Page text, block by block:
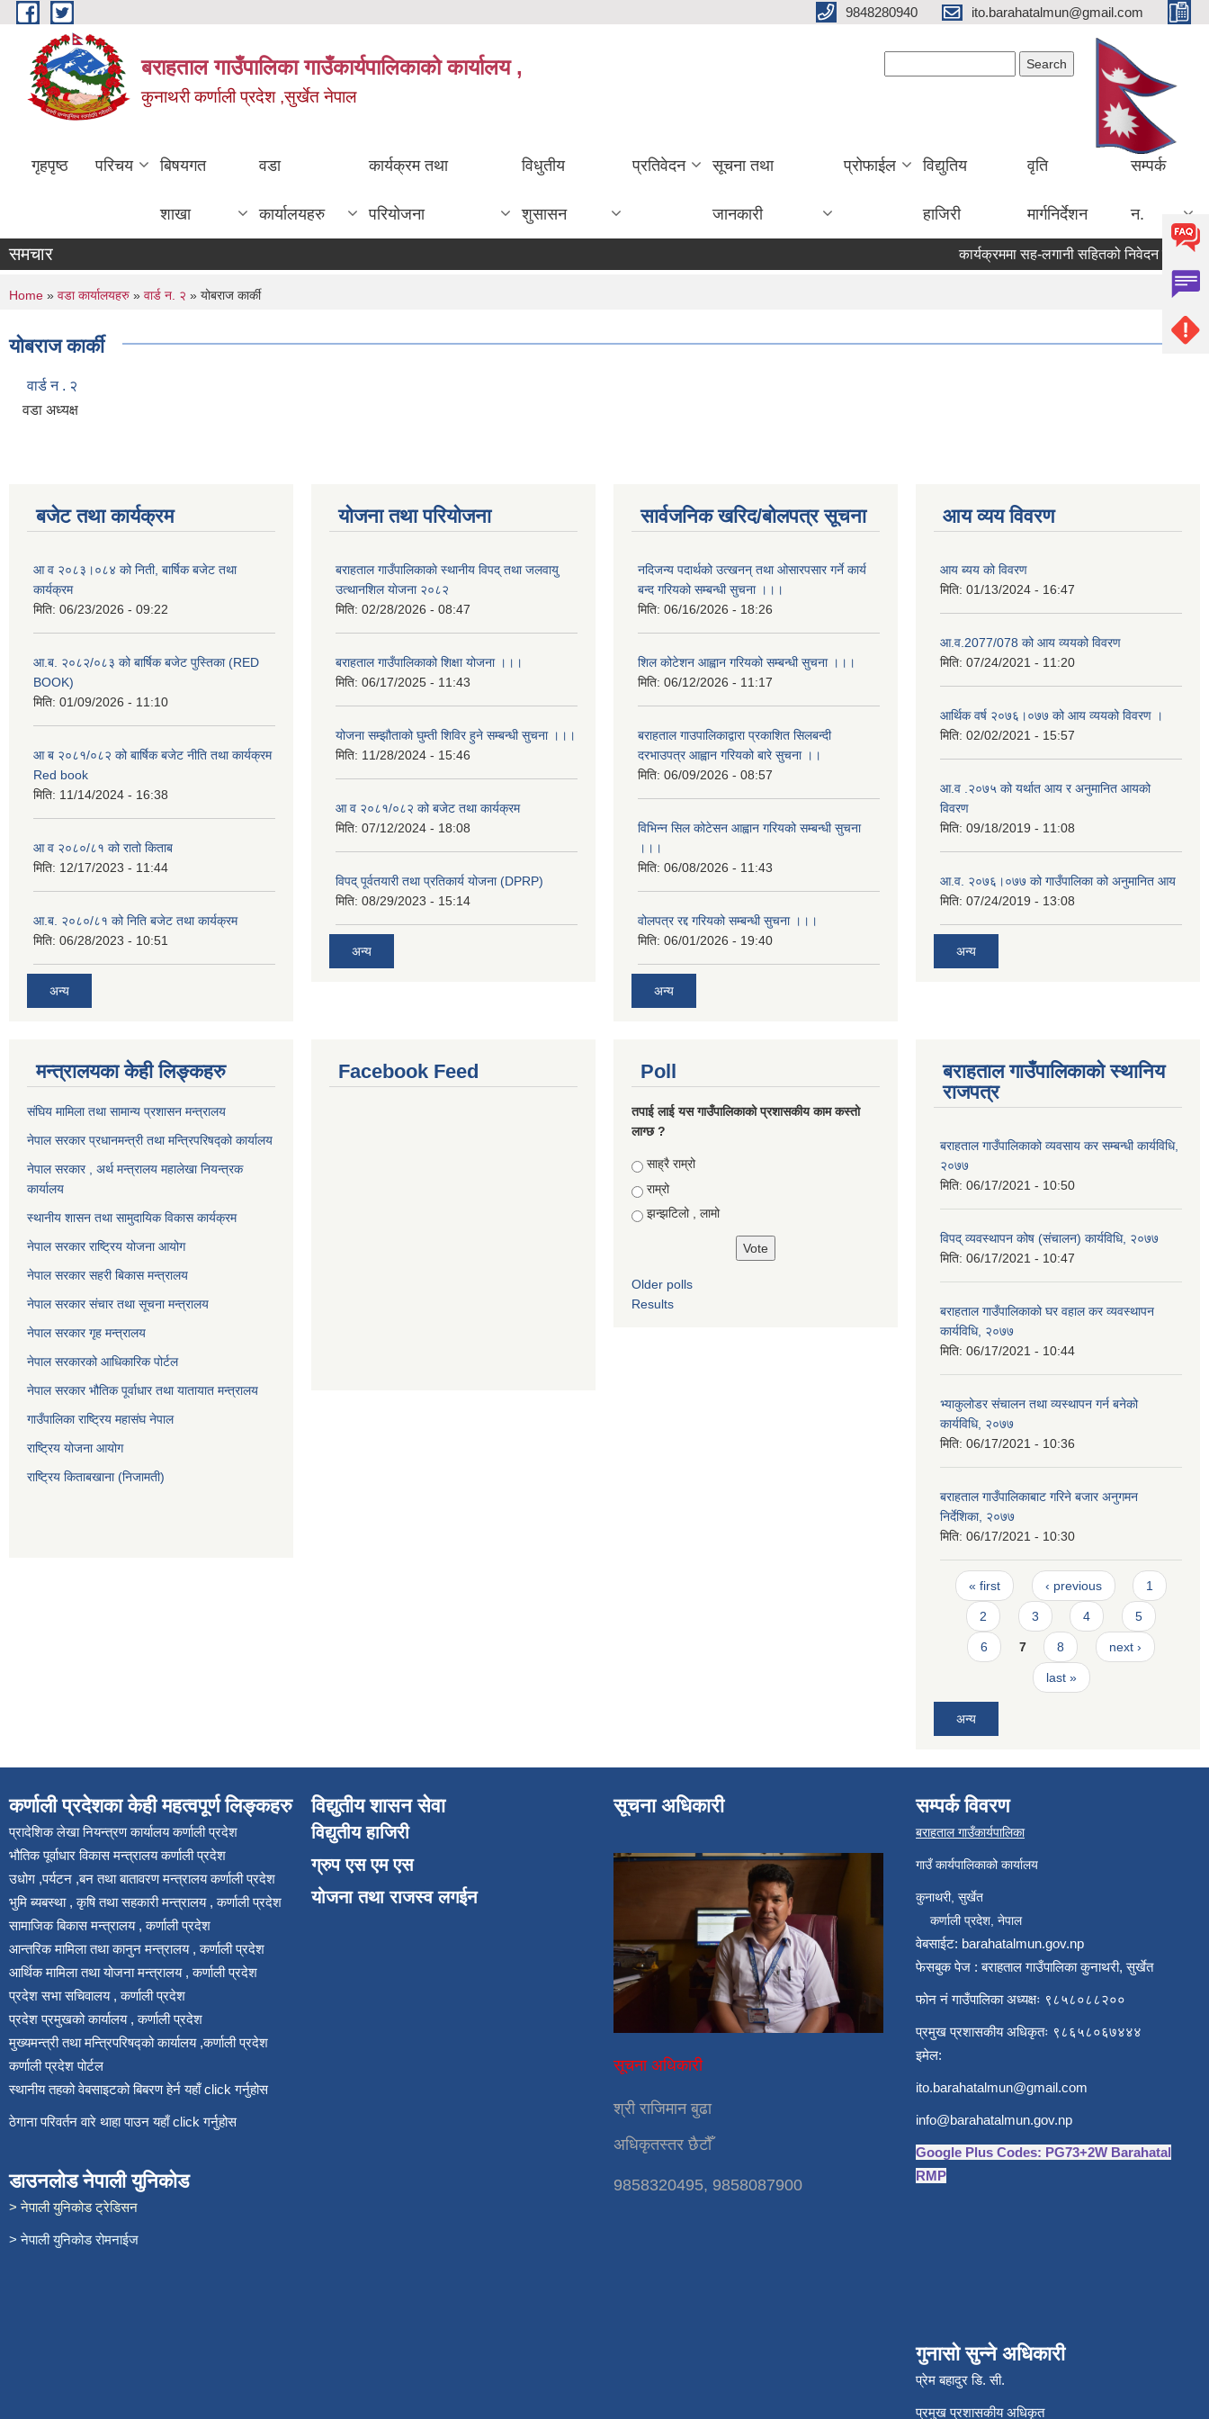
Skip to main content 9848280940 ito.barahatalmun@gmail.com
बराहताल गाउँपालिका गाउँकार्यपालिकाको कार्यालय ,
कुनाथरी कर्णाली प्रदेश ,सुर्खेत नेपाल
गृहपृष्ठ परिचय बिषयगत
शाखा
वडा
कार्यालयहरु
कार्यक्रम तथा
परियोजना
विधुतीय
शुसासन
प्रतिवेदन सूचना तथा
जानकारी
प्रोफाईल विद्युतिय
हाजिरी
वृति
मार्गनिर्देशन
सम्पर्क
न.
समचार कार्यक्रममा सह-लगानी सहितको निवेदन पेश गर्ने
You are here
Home » वडा कार्यालयहरु » वार्ड न. २ » योबराज कार्की
योबराज कार्की
वार्ड न . २
वडा अध्यक्ष
बजेट तथा कार्यक्रम
आ व २०८३।०८४ को निती, बार्षिक बजेट तथा
कार्यक्रम
मिति: 06/23/2026 - 09:22
आ.ब. २०८२/०८३ को बार्षिक बजेट पुस्तिका (RED
BOOK)
मिति: 01/09/2026 - 11:10
आ ब २०८१/०८२ को बार्षिक बजेट नीति तथा कार्यक्रम
Red book
मिति: 11/14/2024 - 16:38
आ व २०८०/८१ को रातो किताब
मिति: 12/17/2023 - 11:44
आ.ब. २०८०/८१ को निति बजेट तथा कार्यक्रम
मिति: 06/28/2023 - 10:51
अन्य
योजना तथा परियोजना
बराहताल गाउँपालिकाकाे स्थानीय विपद् तथा जलवायु
उत्थानशिल याेजना २०८२
मिति: 02/28/2026 - 08:47
बराहताल गाउँपालिकाको शिक्षा योजना ।।।
मिति: 06/17/2025 - 11:43
योजना सम्झौताको घुम्ती शिविर हुने सम्बन्धी सुचना ।।।
मिति: 11/28/2024 - 15:46
आ व २०८१/०८२ को बजेट तथा कार्यक्रम
मिति: 07/12/2024 - 18:08
विपद् पूर्वतयारी तथा प्रतिकार्य योजना (DPRP)
मिति: 08/29/2023 - 15:14
अन्य
सार्वजनिक खरिद/बोलपत्र सूचना
नदिजन्य पदार्थको उत्खनन् तथा ओसारपसार गर्ने कार्य
बन्द गरियको सम्बन्धी सुचना ।।।
मिति: 06/16/2026 - 18:26
शिल कोटेशन आह्वान गरियको सम्बन्धी सुचना ।।।
मिति: 06/12/2026 - 11:17
बराहताल गाउपालिकाद्वारा प्रकाशित सिलबन्दी
दरभाउपत्र आह्वान गरियको बारे सुचना ।।
मिति: 06/09/2026 - 08:57
विभिन्न सिल कोटेसन आह्वान गरियको सम्बन्धी सुचना
।।।
मिति: 06/08/2026 - 11:43
वोलपत्र रद्द गरियको सम्बन्धी सुचना ।।।
मिति: 06/01/2026 - 19:40
अन्य
आय व्यय विवरण
आय ब्यय को विवरण
मिति: 01/13/2024 - 16:47
आ.व.2077/078 को आय व्ययको विवरण
मिति: 07/24/2021 - 11:20
आर्थिक वर्ष २०७६।०७७ को आय व्ययको विवरण ।
मिति: 02/02/2021 - 15:57
आ.व .२०७५ को यर्थात आय र अनुमानित आयको
विवरण
मिति: 09/18/2019 - 11:08
आ.व. २०७६।०७७ को गाउँपालिका को अनुमानित आय
मिति: 07/24/2019 - 13:08
अन्य
मन्त्रालयका केही लिङ्कहरु
संघिय मामिला तथा सामान्य प्रशासन मन्त्रालय
नेपाल सरकार प्रधानमन्त्री तथा मन्त्रिपरिषद्को कार्यालय
नेपाल सरकार , अर्थ मन्त्रालय महालेखा नियन्त्रक
कार्यालय
स्थानीय शासन तथा सामुदायिक विकास कार्यक्रम
नेपाल सरकार राष्ट्रिय योजना आयोग
नेपाल सरकार सहरी बिकास मन्त्रालय
नेपाल सरकार संचार तथा सूचना मन्त्रालय
नेपाल सरकार गृह मन्त्रालय
नेपाल सरकारको आधिकारिक पोर्टल
नेपाल सरकार भौतिक पूर्वाधार तथा यातायात मन्त्रालय
गाउँपालिका राष्ट्रिय महासंघ नेपाल
राष्ट्रिय योजना आयोग
राष्ट्रिय किताबखाना (निजामती)
Facebook Feed Poll
तपाई लाई यस गाउँपालिकाको प्रशासकीय काम कस्तो
लाग्छ ?
Choices
साह्रै राम्रो
राम्रो
झन्झटिलो , लामो
Older polls
Results
बराहताल गाउँपालिकाको स्थानिय
राजपत्र
बराहताल गाउँपालिकाको व्यवसाय कर सम्बन्धी कार्यविधि,
२०७७
मिति: 06/17/2021 - 10:50
विपद् व्यवस्थापन कोष (संचालन) कार्यविधि, २०७७
मिति: 06/17/2021 - 10:47
बराहताल गाउँपालिकाको घर वहाल कर व्यवस्थापन
कार्यविधि, २०७७
मिति: 06/17/2021 - 10:44
भ्याकुलोडर संचालन तथा व्यस्थापन गर्न बनेको
कार्यविधि, २०७७
मिति: 06/17/2021 - 10:36
बराहताल गाउँपालिकाबाट गरिने बजार अनुगमन
निर्देशिका, २०७७
मिति: 06/17/2021 - 10:30
Pages
« first ‹ previous 1
2 3 4 5
6 7 8 next ›
last »
अन्य
कर्णाली प्रदेशका केही महत्वपूर्ण लिङ्कहरु
प्रादेशिक लेखा नियन्त्रण कार्यालय कर्णाली प्रदेश
भौतिक पूर्वाधार विकास मन्त्रालय कर्णाली प्रदेश
उधोग ,पर्यटन ,बन तथा बातावरण मन्त्रालय कर्णाली प्रदेश
भुमि ब्यबस्था , कृषि तथा सहकारी मन्त्रालय , कर्णाली प्रदेश
सामाजिक बिकास मन्त्रालय , कर्णाली प्रदेश
आन्तरिक मामिला तथा कानुन मन्त्रालय , कर्णाली प्रदेश
आर्थिक मामिला तथा योजना मन्त्रालय , कर्णाली प्रदेश
प्रदेश सभा सचिवालय , कर्णाली प्रदेश
प्रदेश प्रमुखको कार्यालय , कर्णाली प्रदेश
मुख्यमन्त्री तथा मन्त्रिपरिषद्को कार्यालय ,कर्णाली प्रदेश
कर्णाली प्रदेश पोर्टल
स्थानीय तहको वेबसाइटको बिबरण हेर्न यहाँ click गर्नुहोस
ठेगाना परिवर्तन वारे थाहा पाउन यहाँ click गर्नुहोस
डाउनलोड नेपाली युनिकोड
> नेपाली युनिकोड ट्रेडिसन
> नेपाली युनिकोड रोमनाईज
विद्युतीय शासन सेवा
विद्युतीय हाजिरी
ग्रुप एस एम एस
योजना तथा राजस्व लगईन
सूचना अधिकारी
सूचना अधिकारी
श्री राजिमान बुढा
अधिकृतस्तर छैटौँ
9858320495, 9858087900
सम्पर्क विवरण
बराहताल गाउँकार्यपालिका
गाउँ कार्यपालिकाको कार्यालय
कुनाथरी, सुर्खेत
कर्णाली प्रदेश, नेपाल
वेबसाईट: barahatalmun.gov.np
फेसबुक पेज : बराहताल गाउँपालिका कुनाथरी, सुर्खेत
फोन नं गाउँपालिका अध्यक्षः ९८५८०८८२००
प्रमुख प्रशासकीय अधिकृतः ९८६५८०६७४४४
इमेल:
ito.barahatalmun@gmail.com
info@barahatalmun.gov.np
Google Plus Codes: PG73+2W Barahatal
RMP
गुनासो सुन्ने अधिकारी
प्रेम बहादुर डि. सी.
प्रमुख प्रशासकीय अधिकृत